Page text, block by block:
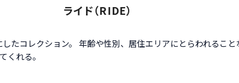
ライド（RIDE）
たコレクション。 年齢や性別、居住エリアにとらわれるこ
くれる。